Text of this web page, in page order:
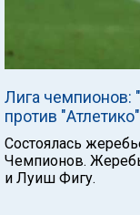
Лига чемпионов:
против "Атлетико"
Состоялась
Чемпионов.
и Луиш Фигу.